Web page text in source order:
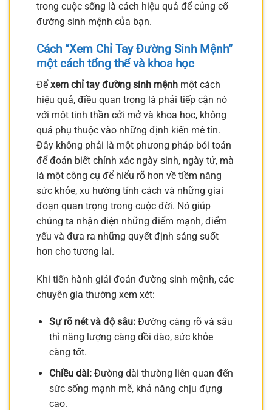
trong cuộc sống là cách hiệu quả để củng cố
đường sinh mệnh của bạn.
Cách “Xem Chỉ Tay Đường Sinh Mệnh”
một cách tổng thể và khoa học
Đểxem chỉ tay đường sinh mệnh một cách
hiệu quả, điều quan trọng là phải tiếp cận nó
với một tinh thần cởi mở và khoa học, không
quá phụ thuộc vào những định kiến mê tín.
Đây không phải là một phương pháp bói toán
để đoán biết chính xác ngày sinh, ngày tử, mà
là một công cụ để hiểu rõ hơn về tiềm năng
sức khỏe, xu hướng tính cách và những giai
đoạn quan trọng trong cuộc đời. Nó giúp
chúng ta nhận diện những điểm mạnh, điểm
yếu và đưa ra những quyết định sáng suốt
hơn cho tương lai.
Khi tiến hành giải đoán đường sinh mệnh, các
chuyên gia thường xem xét:
Sự rõ nét và độ sâu:Đường càng rõ và sâu
thì năng lượng càng dồi dào, sức khỏe
càng tốt.
Chiều dài:Đường dài thường liên quan đến
sức sống mạnh mẽ, khả năng chịu đựng
cao.